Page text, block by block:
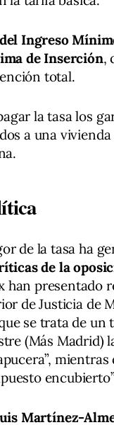
Ingreso
de Inserción,
total.
la tasa los
a una
de la tasa ha
de la
han presentado
de Justicia de
se trata de un
(Más Madrid)
mientras
Martínez-